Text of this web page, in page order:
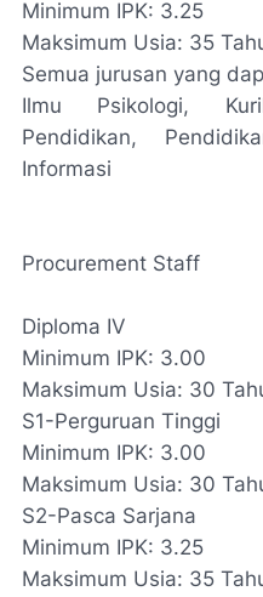
Minimum IPK: 3.25
Maksimum Usia: 35
Semua jurusan yang
Ilmu Psikologi,
Pendidikan,
Informasi
Procurement Staff
Diploma IV
Minimum IPK: 3.00
Maksimum Usia: 30
S1-Perguruan Tinggi
Minimum IPK: 3.00
Maksimum Usia: 30
S2-Pasca Sarjana
Minimum IPK: 3.25
Maksimum Usia: 35